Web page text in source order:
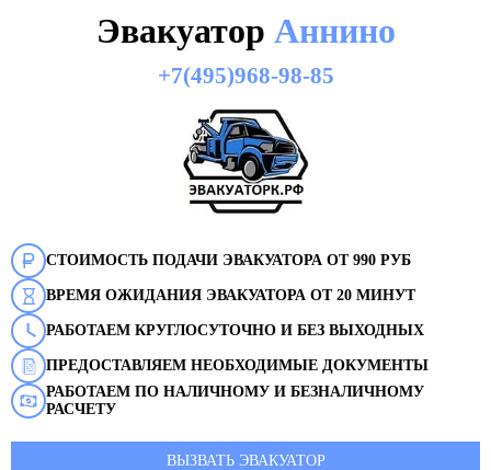
Эвакуатор Аннино
+7(495)968-98-85
СТОИМОСТЬ ПОДАЧИ ЭВАКУАТОРА ОТ 990 РУБ
ВРЕМЯ ОЖИДАНИЯ ЭВАКУАТОРА ОТ 20 МИНУТ
РАБОТАЕМ КРУГЛОСУТОЧНО И БЕЗ ВЫХОДНЫХ
ПРЕДОСТАВЛЯЕМ НЕОБХОДИМЫЕ ДОКУМЕНТЫ
РАБОТАЕМ ПО НАЛИЧНОМУ И БЕЗНАЛИЧНОМУ
РАСЧЕТУ
ВЫЗВАТЬ ЭВАКУАТОР